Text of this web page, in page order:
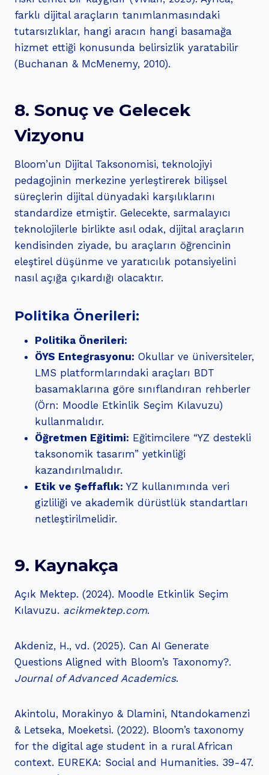
farklı dijital araçların tanımlanmasındaki
tutarsızlıklar, hangi aracın hangi basamağa
hizmet ettiği konusunda belirsizlik yaratabilir
(Buchanan & McMenemy, 2010).
8. Sonuç ve Gelecek
Vizyonu
Bloom’un Dijital Taksonomisi, teknolojiyi
pedagojinin merkezine yerleştirerek bilişsel
süreçlerin dijital dünyadaki karşılıklarını
standardize etmiştir. Gelecekte, sarmalayıcı
teknolojilerle birlikte asıl odak, dijital araçların
kendisinden ziyade, bu araçların öğrencinin
eleştirel düşünme ve yaratıcılık potansiyelini
nasıl açığa çıkardığı olacaktır.
Politika Önerileri:
Politika Önerileri:
ÖYS Entegrasyonu: Okullar ve üniversiteler,
LMS platformlarındaki araçları BDT
basamaklarına göre sınıflandıran rehberler
(Örn: Moodle Etkinlik Seçim Kılavuzu)
kullanmalıdır.
Öğretmen Eğitimi: Eğitimcilere “YZ destekli
taksonomik tasarım” yetkinliği
kazandırılmalıdır.
Etik ve Şeffaflık: YZ kullanımında veri
gizliliği ve akademik dürüstlük standartları
netleştirilmelidir.
9. Kaynakça
Açık Mektep. (2024). Moodle Etkinlik Seçim
Kılavuzu. acikmektep.com.
Akdeniz, H., vd. (2025). Can AI Generate
Questions Aligned with Bloom’s Taxonomy?.
Journal of Advanced Academics.
Akintolu, Morakinyo & Dlamini, Ntandokamenzi
& Letseka, Moeketsi. (2022). Bloom’s taxonomy
for the digital age student in a rural African
context. EUREKA: Social and Humanities. 39-47.